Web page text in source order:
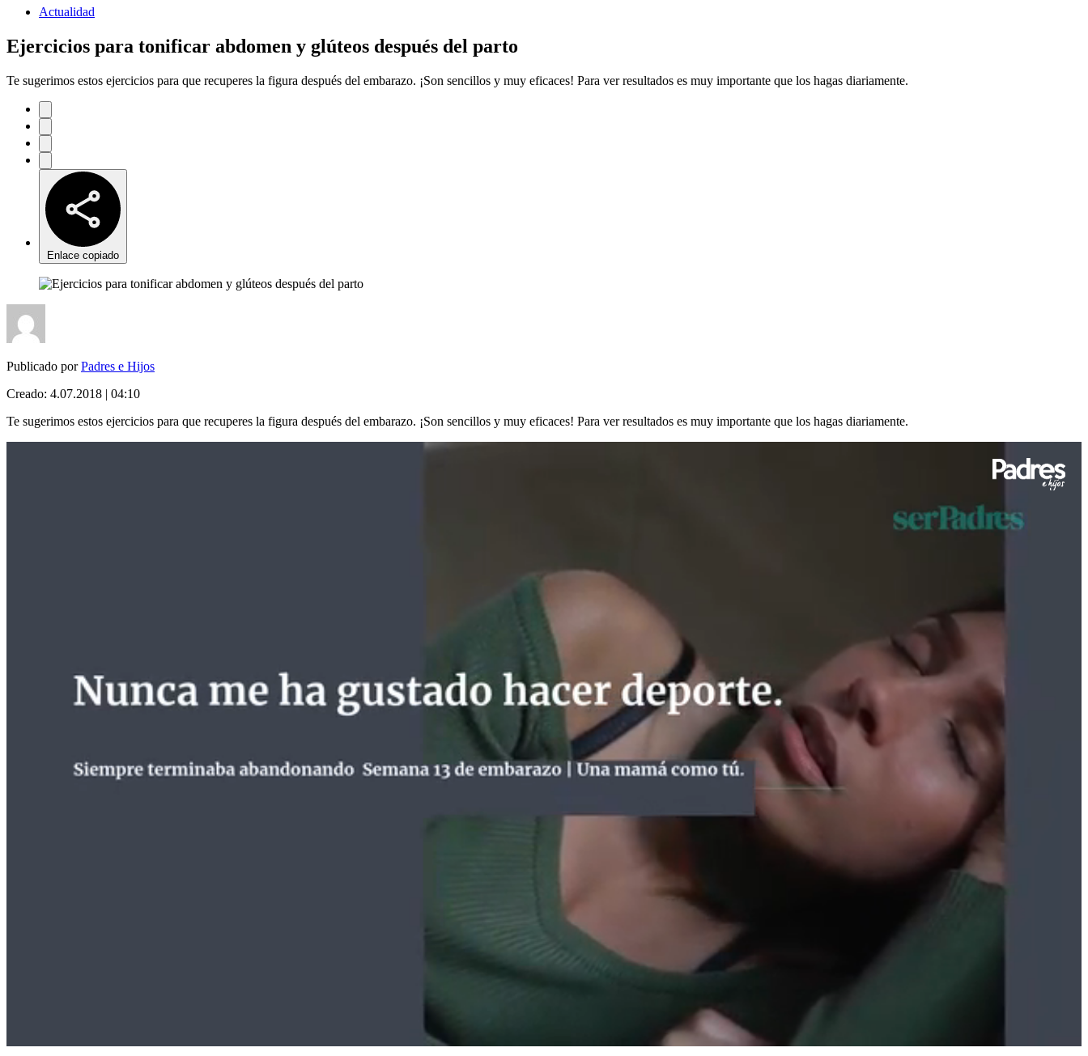
Actualidad
Ejercicios para tonificar abdomen y glúteos después del parto
Te sugerimos estos ejercicios para que recuperes la figura después del embarazo. ¡Son sencillos y muy eficaces! Para ver resultados es muy importante que los hagas diariamente.
Enlace copiado
Publicado porPadres e Hijos
Creado: 4.07.2018 | 04:10
Te sugerimos estos ejercicios para que recuperes la figura después del embarazo. ¡Son sencillos y muy eficaces! Para ver resultados es muy importante que los hagas diariamente.